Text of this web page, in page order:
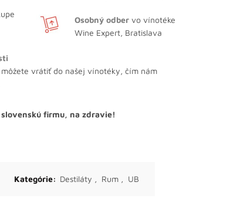
Osobný odbervo vínotéke
Wine Expert, Bratislava
vrátiť do našej vínotéky, čím nám
firmu, na zdravie!
Kategórie: Destiláty , Rum , UB